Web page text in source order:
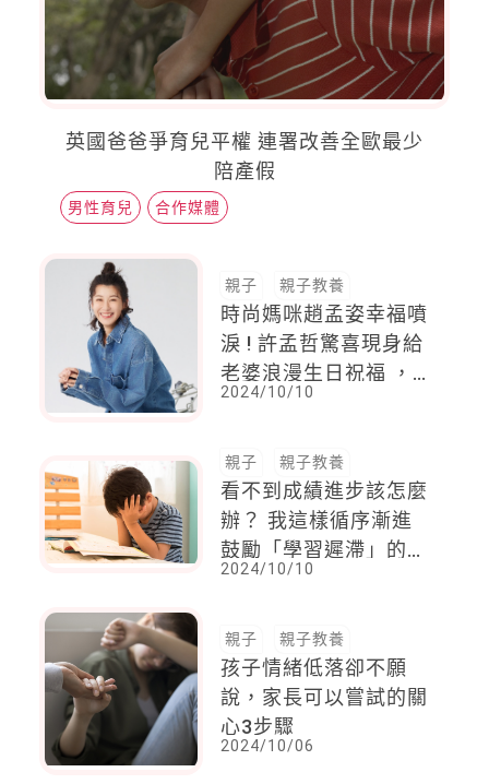
英國爸爸爭育兒平權 連署改善全歐最少
陪產假
男性育兒 合作媒體
親子 親子教養
時尚媽咪趙孟姿幸福噴
淚 ! 許孟哲驚喜現身給
老婆浪漫生日祝福 ，
罕見一 家四口放閃
2024/10/10
親子 親子教養
看不到成績進步該怎麼
辦？ 我這樣循序漸進
鼓勵「學習遲滯」的孩
子
2024/10/10
親子 親子教養
孩子情緒低落卻不願
說，家長可以嘗試的關
心3步驟
2024/10/06